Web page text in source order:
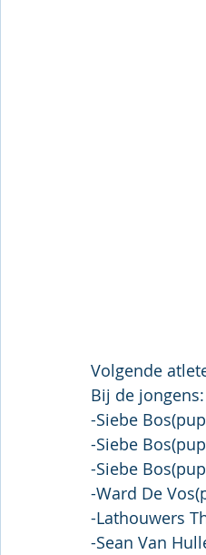
Volgende
Bij de jongens:
-Siebe
-Siebe
-Siebe
-Ward De
-Lathouwers
-Sean Van